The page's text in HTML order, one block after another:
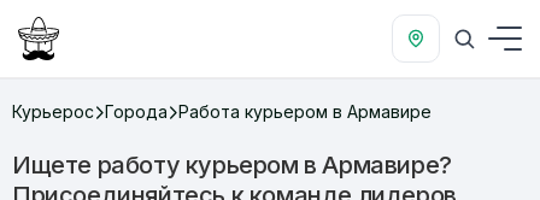
Курьерос Города Работа курьером в Армавире
Ищете работу курьером в Армавире?